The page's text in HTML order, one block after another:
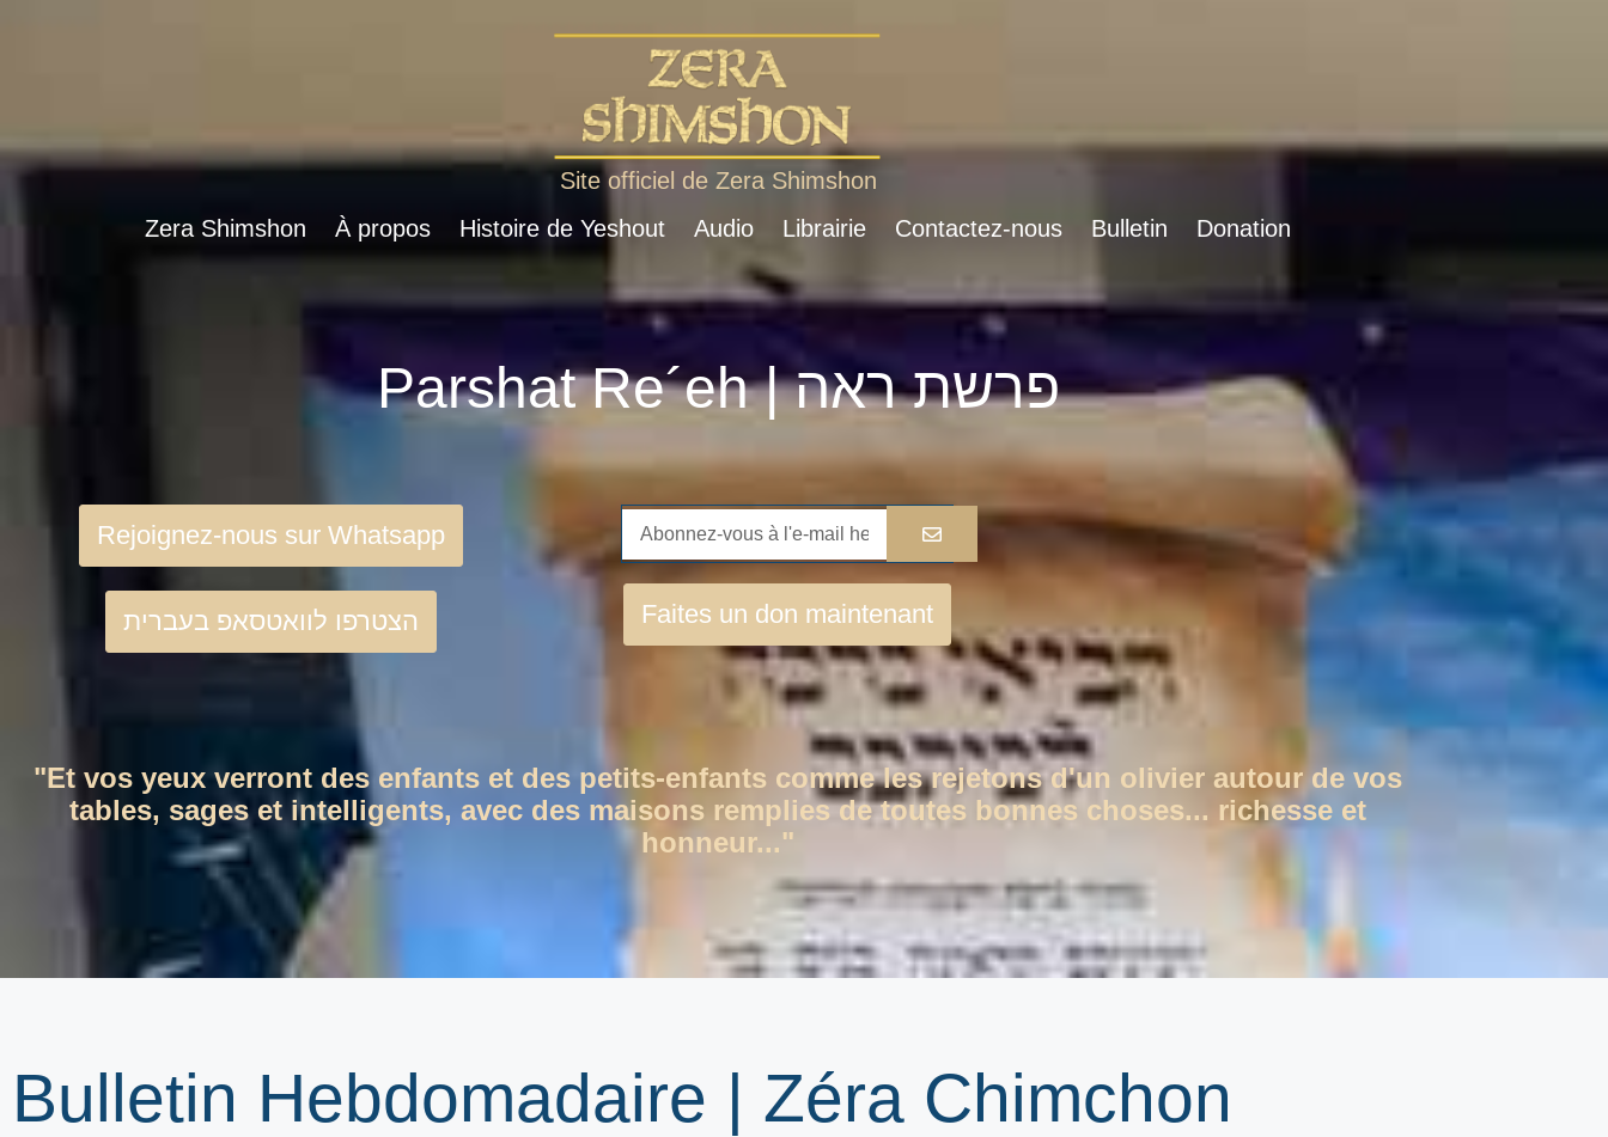
Site officiel de Zera Shimshon
Zera Shimshon
À propos Histoire de Yeshout Audio Librairie Contactez-nous Bulletin Donation
Parshat Re´eh | פרשת ראה
Rejoignez-nous sur Whatsapp
הצטרפו לוואטסאפ בעברית Faites un don maintenant
"Et vos yeux verront des enfants et des petits-enfants comme les rejetons d'un olivier autour de vos
tables, sages et intelligents, avec des maisons remplies de toutes bonnes choses... richesse et
honneur..."
Bulletin Hebdomadaire | Zéra Chimchon